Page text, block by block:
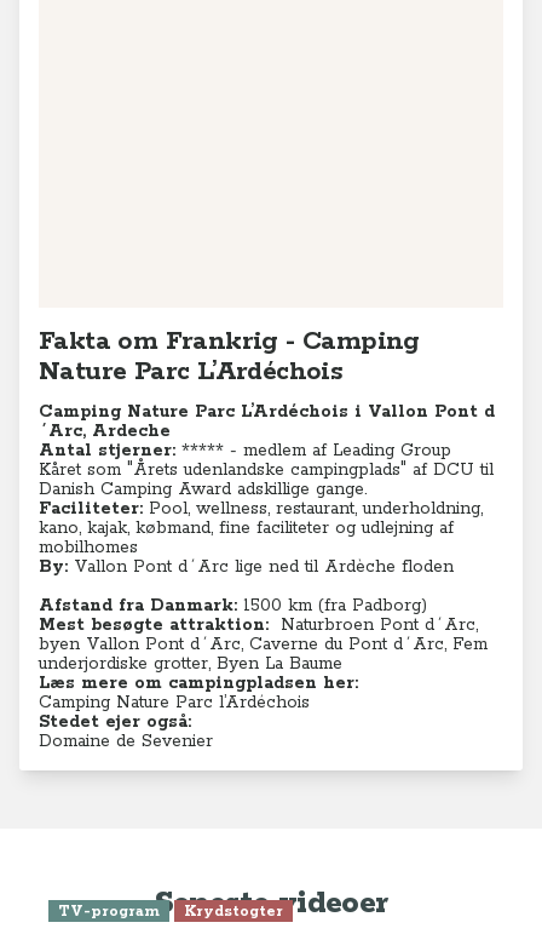
Fakta om Frankrig - Camping
Nature Parc L’Ardéchois
Camping Nature Parc L’Ardéchois i Vallon Pont d
´Arc, Ardeche
Antal stjerner: ***** - medlem af Leading Group
Kåret som "Årets udenlandske campingplads" af DCU til
Danish Camping Award adskillige gange.
Faciliteter: Pool, wellness, restaurant, underholdning,
kano, kajak, købmand, fine faciliteter og udlejning af
mobilhomes
By: Vallon Pont d´Arc lige ned til Ardèche floden
Afstand fra Danmark: 1500 km (fra Padborg)
Mest besøgte attraktion: Naturbroen Pont d´Arc,
byen Vallon Pont d´Arc, Caverne du Pont d´Arc, Fem
underjordiske grotter, Byen La Baume
Læs mere om campingpladsen her:
Camping Nature Parc l’Ardéchois
Stedet ejer også:
Domaine de Sevenier
Seneste videoer
TV-program Krydstogter